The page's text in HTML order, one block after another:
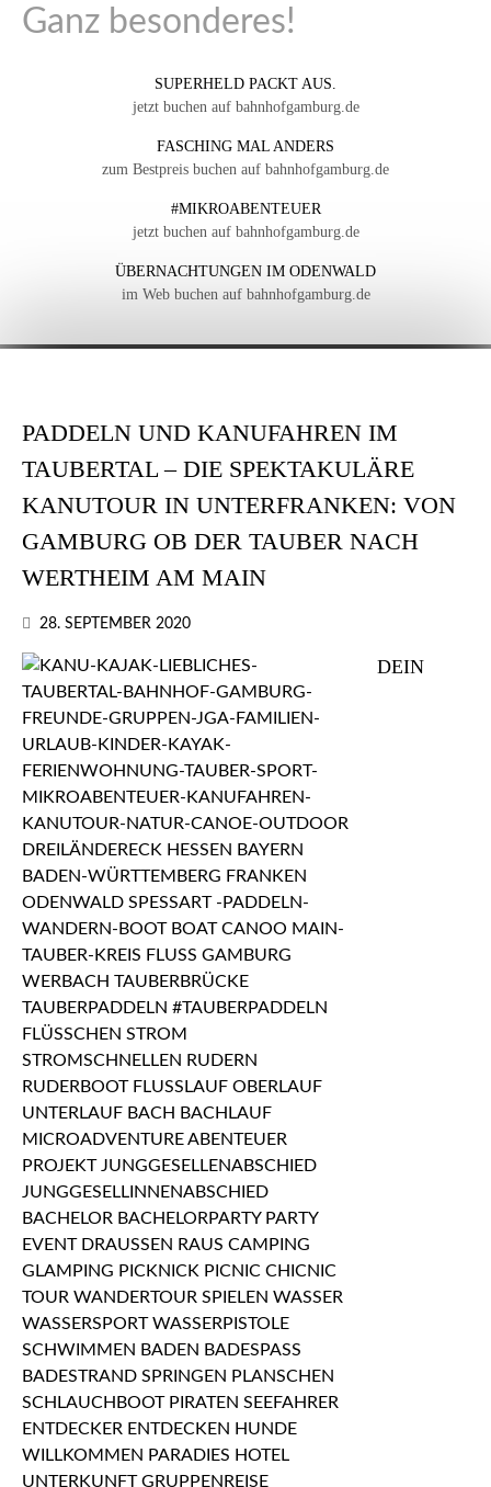
Ganz besonderes!
SUPERHELD PACKT AUS.
jetzt buchen auf bahnhofgamburg.de
FASCHING MAL ANDERS
zum Bestpreis buchen auf bahnhofgamburg.de
#MIKROABENTEUER
jetzt buchen auf bahnhofgamburg.de
ÜBERNACHTUNGEN IM ODENWALD
im Web buchen auf bahnhofgamburg.de
PADDELN UND KANUFAHREN IM
TAUBERTAL – DIE SPEKTAKULÄRE
KANUTOUR IN UNTERFRANKEN: VON
GAMBURG OB DER TAUBER NACH
WERTHEIM AM MAIN
28. SEPTEMBER 2020
DEIN